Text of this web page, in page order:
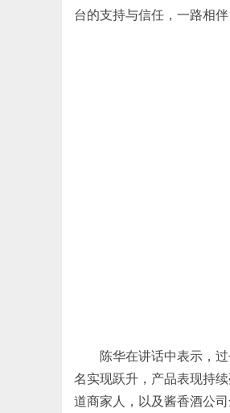
台的支持与信任，一路相
陈华在讲话中表示，
名实现跃升，产品表现持
道商家人，以及酱香酒公司